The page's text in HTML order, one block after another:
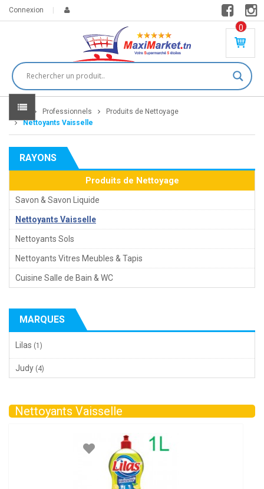
Connexion
0
PR
DU
IT(
S)
Home Professionnels
Produits de Nettoyage
Nettoyants Vaisselle
RAYONS
Produits de Nettoyage
Savon & Savon Liquide
Nettoyants Vaisselle
Nettoyants Sols
Nettoyants Vitres Meubles & Tapis
Cuisine Salle de Bain & WC
MARQUES
Lilas (1)
Judy (4)
Nettoyants Vaisselle